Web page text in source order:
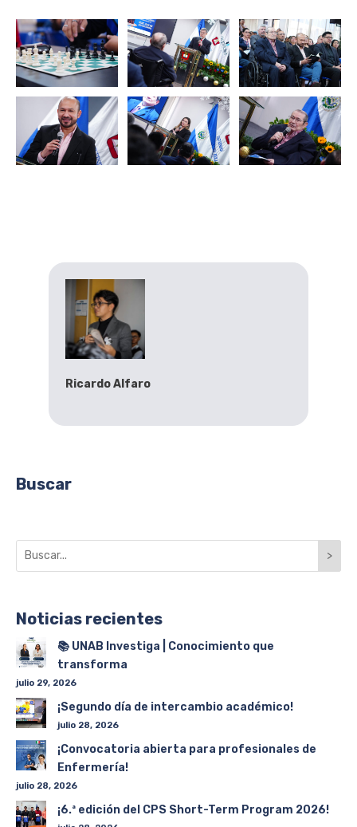
Ricardo Alfaro
Buscar
>
Noticias recientes
📚 UNAB Investiga | Conocimiento que
transforma
julio 29, 2026
¡Segundo día de intercambio académico!
julio 28, 2026
¡Convocatoria abierta para profesionales de
Enfermería!
julio 28, 2026
¡6.ª edición del CPS Short-Term Program 2026!